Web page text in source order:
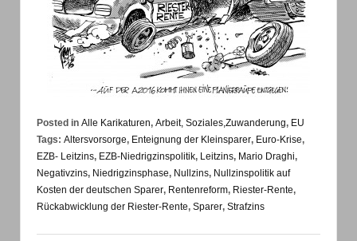
Posted in Alle Karikaturen, Arbeit, Soziales,Zuwanderung, EU
Tags: Altersvorsorge, Enteignung der Kleinsparer, Euro-Krise,
EZB- Leitzins, EZB-Niedrigzinspolitik, Leitzins, Mario Draghi,
Negativzins, Niedrigzinsphase, Nullzins, Nullzinspolitik auf
Kosten der deutschen Sparer, Rentenreform, Riester-Rente,
Rückabwicklung der Riester-Rente, Sparer, Strafzins